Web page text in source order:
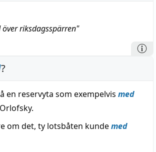
riksdagsspärren"
?
en reservyta som exempelvis med
om det, ty lotsbåten kundemed